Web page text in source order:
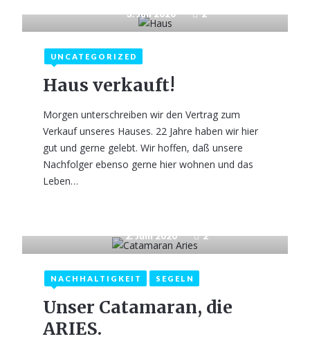
3. Juli 2020 2
UNCATEGORIZED
Haus verkauft!
Morgen unterschreiben wir den Vertrag zum
Verkauf unseres Hauses. 22 Jahre haben wir hier
gut und gerne gelebt. Wir hoffen, daß unsere
Nachfolger ebenso gerne hier wohnen und das
Leben…
2. Juni 2020 2
NACHHALTIGKEIT SEGELN
Unser Catamaran, die
ARIES.